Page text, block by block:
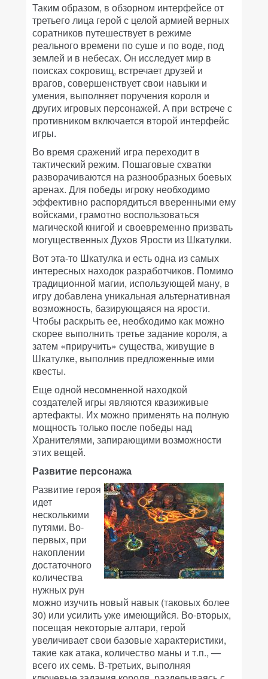
Таким образом, в обзорном интерфейсе от
третьего лица герой с целой армией верных
соратников путешествует в режиме
реального времени по суше и по воде, под
землей и в небесах. Он исследует мир в
поисках сокровищ, встречает друзей и
врагов, совершенствует свои навыки и
умения, выполняет поручения короля и
других игровых персонажей. А при встрече с
противником включается второй интерфейс
игры.
Во время сражений игра переходит в
тактический режим. Пошаговые схватки
разворачиваются на разнообразных боевых
аренах. Для победы игроку необходимо
эффективно распорядиться вверенными ему
войсками, грамотно воспользоваться
магической книгой и своевременно призвать
могущественных Духов Ярости из Шкатулки.
Вот эта-то Шкатулка и есть одна из самых
интересных находок разработчиков. Помимо
традиционной магии, использующей ману, в
игру добавлена уникальная альтернативная
возможность, базирующаяся на ярости.
Чтобы раскрыть ее, необходимо как можно
скорее выполнить третье задание короля, а
затем «приручить» существа, живущие в
Шкатулке, выполнив предложенные ими
квесты.
Еще одной несомненной находкой
создателей игры являются квазиживые
артефакты. Их можно применять на полную
мощность только после победы над
Хранителями, запирающими возможности
этих вещей.
Развитие персонажа
Развитие героя
идет
несколькими
путями. Во-
первых, при
накоплении
достаточного
количества
нужных рун
можно изучить новый навык (таковых более
30) или усилить уже имеющийся. Во-вторых,
посещая некоторые алтари, герой
увеличивает свои базовые характеристики,
такие как атака, количество маны и т.п., —
всего их семь. В-третьих, выполняя